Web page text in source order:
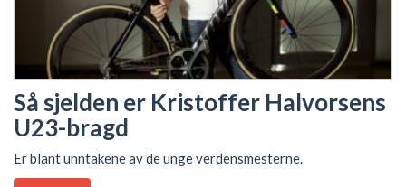
Så sjelden er Kristoffer Halvorsens
U23-bragd
Er blant unntakene av de unge verdensmesterne.